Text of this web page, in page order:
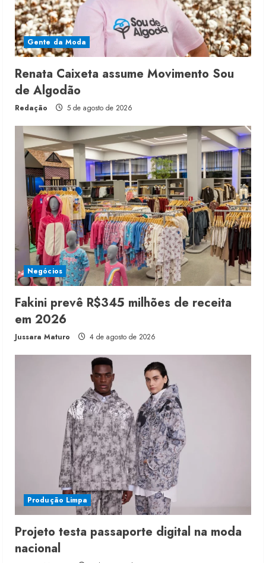
Gente da Moda
Renata Caixeta assume Movimento Sou
de Algodão
Redação 5 de agosto de 2026
Negócios
Fakini prevê R$345 milhões de receita
em 2026
Jussara Maturo 4 de agosto de 2026
Produção Limpa
Projeto testa passaporte digital na moda
nacional